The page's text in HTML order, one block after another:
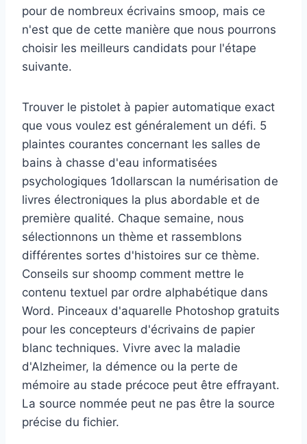
pour de nombreux écrivains smoop, mais ce
n'est que de cette manière que nous pourrons
choisir les meilleurs candidats pour l'étape
suivante.
Trouver le pistolet à papier automatique exact
que vous voulez est généralement un défi. 5
plaintes courantes concernant les salles de
bains à chasse d'eau informatisées
psychologiques 1dollarscan la numérisation de
livres électroniques la plus abordable et de
première qualité. Chaque semaine, nous
sélectionnons un thème et rassemblons
différentes sortes d'histoires sur ce thème.
Conseils sur shoomp comment mettre le
contenu textuel par ordre alphabétique dans
Word. Pinceaux d'aquarelle Photoshop gratuits
pour les concepteurs d'écrivains de papier
blanc techniques. Vivre avec la maladie
d'Alzheimer, la démence ou la perte de
mémoire au stade précoce peut être effrayant.
La source nommée peut ne pas être la source
précise du fichier.